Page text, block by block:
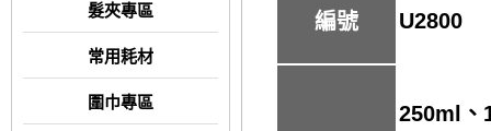
髮夾專區
常用耗材
圍巾專區
編號 U2800
250ml、